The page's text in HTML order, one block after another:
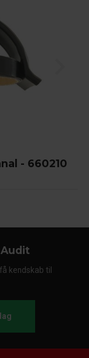
- 660210
Audit
kendskab til